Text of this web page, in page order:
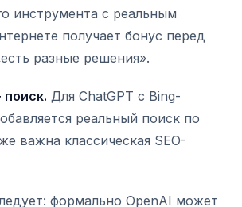
инструмента с реальным
получает бонус перед
разные решения».
поиск. Для ChatGPT с Bing-
реальный поиск по
важна классическая SEO-
формально OpenAI может